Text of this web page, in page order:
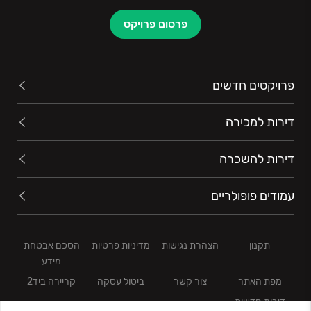
פרסום פרויקט
פרויקטים חדשים
דירות למכירה
דירות להשכרה
עמודים פופולריים
תקנון הצהרת נגישות מדיניות פרטיות
הסכם אבטחת
מידע
מפת האתר
צור קשר ביטול עסקה
קריירה ביד2
דירות חדשות